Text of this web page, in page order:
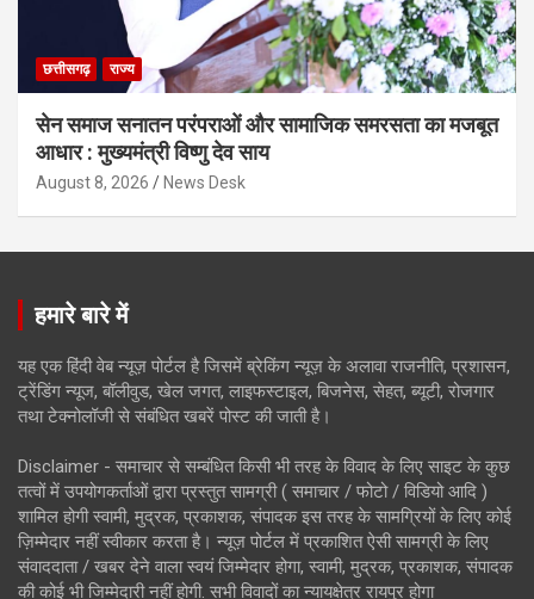
छत्तीसगढ़ राज्य
सेन समाज सनातन परंपराओं और सामाजिक समरसता का मजबूत
आधार : मुख्यमंत्री विष्णु देव साय
August 8, 2026 News Desk
हमारे बारे में
यह एक हिंदी वेब न्यूज़ पोर्टल है जिसमें ब्रेकिंग न्यूज़ के अलावा राजनीति, प्रशासन,
ट्रेंडिंग न्यूज, बॉलीवुड, खेल जगत, लाइफस्टाइल, बिजनेस, सेहत, ब्यूटी, रोजगार
तथा टेक्नोलॉजी से संबंधित खबरें पोस्ट की जाती है।
Disclaimer - समाचार से सम्बंधित किसी भी तरह के विवाद के लिए साइट के कुछ
तत्वों में उपयोगकर्ताओं द्वारा प्रस्तुत सामग्री ( समाचार / फोटो / विडियो आदि )
शामिल होगी स्वामी, मुद्रक, प्रकाशक, संपादक इस तरह के सामग्रियों के लिए कोई
ज़िम्मेदार नहीं स्वीकार करता है। न्यूज़ पोर्टल में प्रकाशित ऐसी सामग्री के लिए
संवाददाता / खबर देने वाला स्वयं जिम्मेदार होगा, स्वामी, मुद्रक, प्रकाशक, संपादक
की कोई भी जिम्मेदारी नहीं होगी. सभी विवादों का न्यायक्षेत्र रायपुर होगा